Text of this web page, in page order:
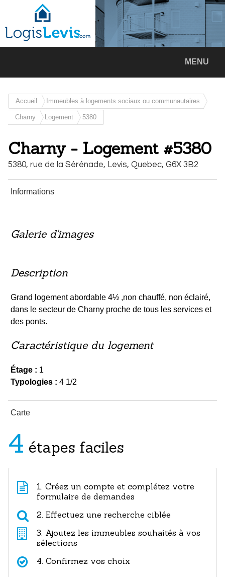
MENU
Accueil Immeubles à logements sociaux ou communautaires
Charny Logement 5380
Charny - Logement #5380
5380, rue de la Sérénade, Levis, Quebec, G6X 3B2
Informations
Galerie d'images
Description
Grand logement abordable 4½ ,non chauffé, non éclairé,
dans le secteur de Charny proche de tous les services et
des ponts.
Caractéristique du logement
Étage : 1
Typologies : 4 1/2
Carte
4 étapes faciles
1. Créez un compte et complétez votre
formulaire de demandes
2. Effectuez une recherche ciblée
3. Ajoutez les immeubles souhaités à vos
sélections
4. Confirmez vos choix